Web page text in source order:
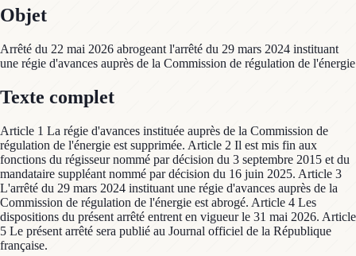
Objet
Arrêté du 22 mai 2026 abrogeant l'arrêté du 29 mars 2024 instituant
une régie d'avances auprès de la Commission de régulation de l'énergie
Texte complet
Article 1 La régie d'avances instituée auprès de la Commission de
régulation de l'énergie est supprimée. Article 2 Il est mis fin aux
fonctions du régisseur nommé par décision du 3 septembre 2015 et du
mandataire suppléant nommé par décision du 16 juin 2025. Article 3
L'arrêté du 29 mars 2024 instituant une régie d'avances auprès de la
Commission de régulation de l'énergie est abrogé. Article 4 Les
dispositions du présent arrêté entrent en vigueur le 31 mai 2026. Article
5 Le présent arrêté sera publié au Journal officiel de la République
française.